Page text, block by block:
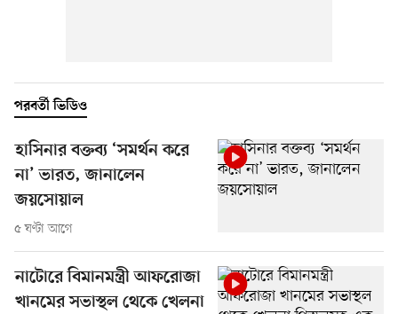
পরবর্তী ভিডিও
হাসিনার বক্তব্য ‘সমর্থন করে
না’ ভারত, জানালেন
জয়সোয়াল
৫ ঘণ্টা আগে
নাটোরে বিমানমন্ত্রী আফরোজা
খানমের সভাস্থল থেকে খেলনা